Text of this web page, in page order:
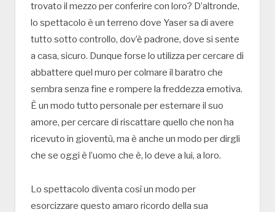
trovato il mezzo per conferire con loro? D’altronde,
lo spettacolo è un terreno dove Yaser sa di avere
tutto sotto controllo, dov’è padrone, dove si sente
a casa, sicuro. Dunque forse lo utilizza per cercare di
abbattere quel muro per colmare il baratro che
sembra senza fine e rompere la freddezza emotiva.
È un modo tutto personale per esternare il suo
amore, per cercare di riscattare quello che non ha
ricevuto in gioventù, ma è anche un modo per dirgli
che se oggi è l’uomo che è, lo deve a lui, a loro.
Lo spettacolo diventa così un modo per
esorcizzare questo amaro ricordo della sua